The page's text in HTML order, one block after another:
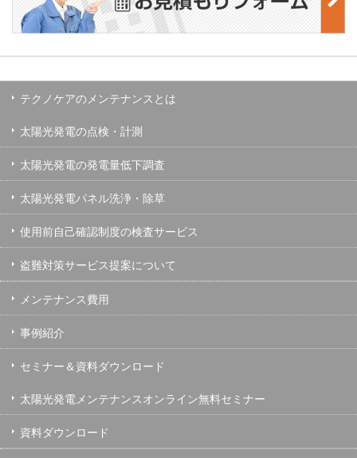
テクノケアのメンテナンスとは
太陽光発電の点検・計測
太陽光発電の発電量低下調査
太陽光発電パネル洗浄・除草
使用前自己確認制度の検査サービス
盗難対策サービス提案について
メンテナンス費用
事例紹介
セミナー＆資料ダウンロード
太陽光発電メンテナンスオンライン無料セミナー
資料ダウンロード